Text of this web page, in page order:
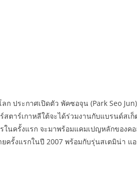
ก ประกาศเปิดตัว พัคซอจุน (Park Seo
ตาร์เกาหลีใต้จะได้ร่วมงานกับแบรนด์สเ
นครั้งแรก จะมาพร้อมแคมเปญหลักของค
ครั้งแรกในปี 2007 พร้อมกับรุ่นสเตมิน่า แ